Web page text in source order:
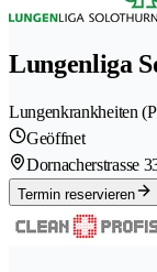
Lungenliga
Lungenkrankheiten
Geöffnet
Dornacherstrasse
Termin reservieren